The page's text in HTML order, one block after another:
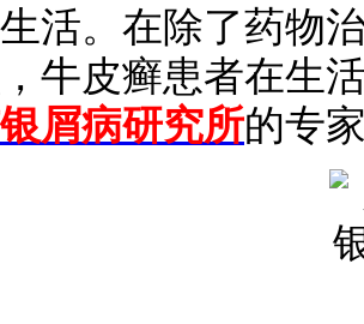
活。在除了药物
牛皮癣患者在生
屑病研究所的专